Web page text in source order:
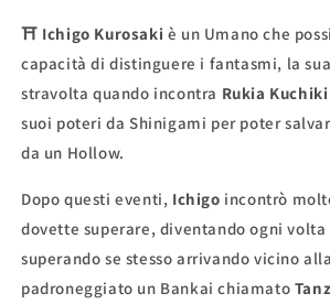
⛩ Ichigo Kurosaki è un Umano che
capacità di distinguere i fantasmi, la
stravolta quando incontra Rukia Kuchiki
suoi poteri da Shinigami per poter
da un Hollow.
Dopo questi eventi, Ichigo incontrò
dovette superare, diventando ogni
superando se stesso arrivando vicino
padroneggiato un Bankai chiamato